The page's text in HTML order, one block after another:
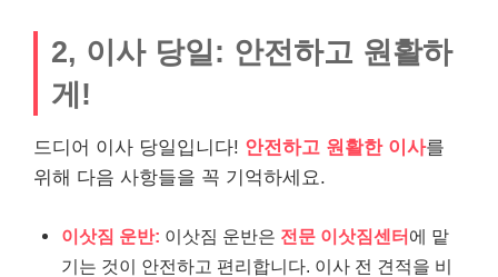
2, 이사 당일: 안전하고 원활하
게!
드디어 이사 당일입니다! 안전하고 원활한 이사를
위해 다음 사항들을 꼭 기억하세요.
이삿짐 운반: 이삿짐 운반은 전문 이삿짐센터에 맡
기는 것이 안전하고 편리합니다. 이사 전 견적을 비